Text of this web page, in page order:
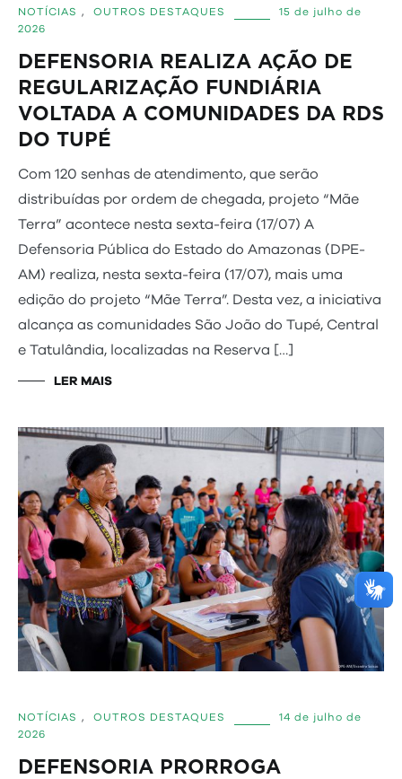
NOTÍCIAS , OUTROS DESTAQUES
15 de julho de
2026
DEFENSORIA REALIZA AÇÃO DE
REGULARIZAÇÃO FUNDIÁRIA
VOLTADA A COMUNIDADES DA RDS
DO TUPÉ
Com 120 senhas de atendimento, que serão
distribuídas por ordem de chegada, projeto “Mãe
Terra” acontece nesta sexta-feira (17/07) A
Defensoria Pública do Estado do Amazonas (DPE-
AM) realiza, nesta sexta-feira (17/07), mais uma
edição do projeto “Mãe Terra”. Desta vez, a iniciativa
alcança as comunidades São João do Tupé, Central
e Tatulândia, localizadas na Reserva […]
LER MAIS
NOTÍCIAS , OUTROS DESTAQUES
14 de julho de
2026
DEFENSORIA PRORROGA